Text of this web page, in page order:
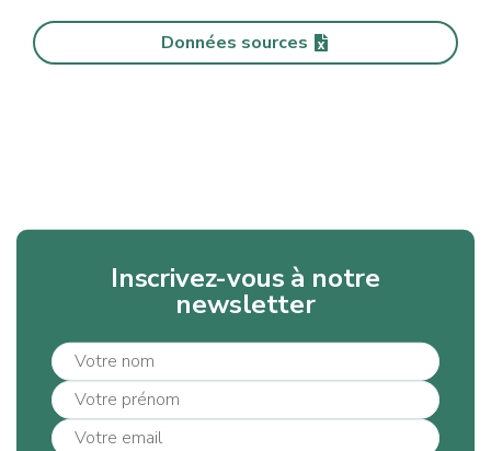
Données sources
Inscrivez-vous à notre
newsletter